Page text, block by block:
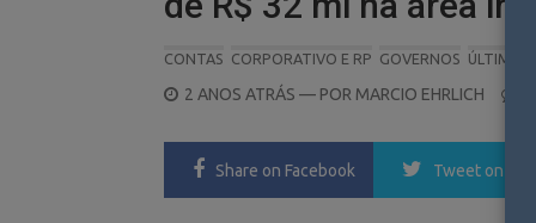
CONTAS CORPORATIVO E RP GOVERNOS ÚLTIMAS
POSTED
2 ANOS ATRÁS — POR MARCIO EHRLICH
Share on Facebook Tweet on